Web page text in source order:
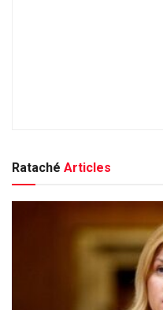
Rataché Articles